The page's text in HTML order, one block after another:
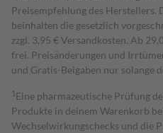
Preisempfehlung des Herstellers.
beinhalten die gesetzlich
zzgl. 3,95 € Versandkosten. Ab
frei. Preisänderungen und
und Gratis-Beigaben nur solange
1 Eine pharmazeutische Prüfung
Produkte in deinem Warenkorb
Wechselwirkungschecks und die